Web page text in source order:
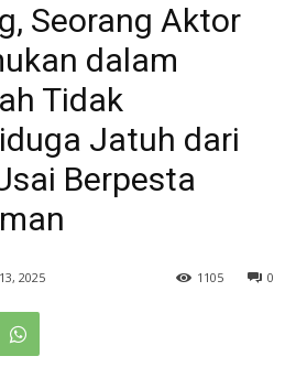
Seorang Aktor
dalam
Tidak
Jatuh dari
Berpesta
2025 0
1105